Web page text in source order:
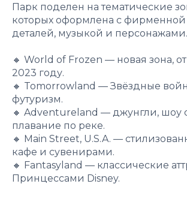
Парк поделен на тематические
которых оформлена с фирменной
деталей, музыкой и персонажами.
🔸 World of Frozen — новая зона,
2023 году.
🔸 Tomorrowland — Звёздные
футуризм.
🔸 Adventureland — джунгли, шоу
плавание по реке.
🔸 Main Street, U.S.A. —
кафе и сувенирами.
🔸 Fantasyland — классические
Принцессами Disney.